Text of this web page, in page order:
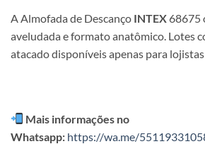
A Almofada de Descanço INTEX 68675
aveludada e formato anatômico. Lotes
atacado disponíveis apenas para
Mais informações no
Whatsapp: https://wa.me/